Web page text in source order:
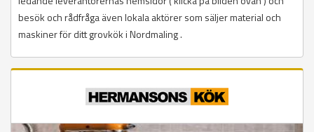
besök och rådfråga även lokala aktörer som säljer material och
maskiner för ditt grovkök i Nordmaling .